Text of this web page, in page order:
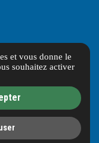
et vous donne le
souhaitez activer